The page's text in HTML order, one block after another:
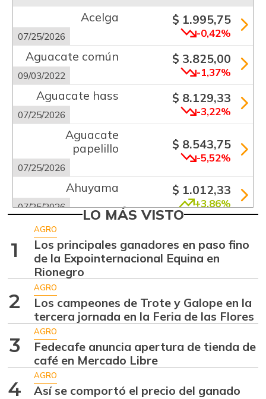
Acelga
07/25/2026
$ 1.995,75
-0,42%
Aguacate común
09/03/2022
$ 3.825,00
-1,37%
Aguacate hass
07/25/2026
$ 8.129,33
-3,22%
Aguacate
papelillo
07/25/2026
$ 8.543,75
-5,52%
Ahuyama
07/25/2026
$ 1.012,33
+3,86%
07/25/2026 +14,07%
Ajo
07/25/2026
$ 4.016,75
-4,55%
Apio
07/25/2026
$ 1.181,75
+2,94%
Arracacha
amarilla
07/25/2026
$ 4.494,50
-2,60%
LO MÁS VISTO
1
AGRO
Los principales ganadores en paso fino
de la Expointernacional Equina en
Rionegro
2
AGRO
Los campeones de Trote y Galope en la
tercera jornada en la Feria de las Flores
3
AGRO
Fedecafe anuncia apertura de tienda de
café en Mercado Libre
4
AGRO
Así se comportó el precio del ganado